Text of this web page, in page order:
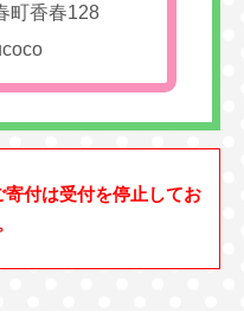
町香春128
付は受付を停止してお